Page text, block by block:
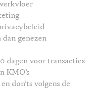
genezen
dagen voor transacties
KMO’s
don’ts volgens de